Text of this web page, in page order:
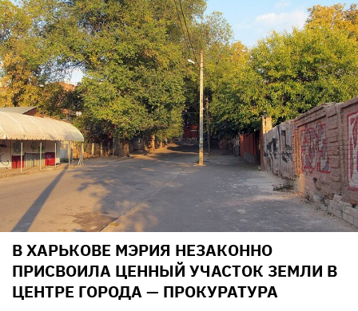
В ХАРЬКОВЕ МЭРИЯ НЕЗАКОННО
ПРИСВОИЛА ЦЕННЫЙ УЧАСТОК ЗЕМЛИ В
ЦЕНТРЕ ГОРОДА — ПРОКУРАТУРА